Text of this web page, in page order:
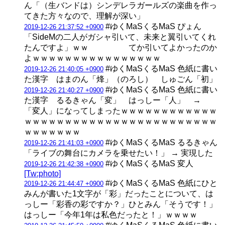
ん「（生バンドは）シンデレラガールズの楽曲を作っ
てきた方々なので、理解が深い」
2019-12-26 21:37:52 +0900 #ゆくMaSくるMaS ぴょん
「SideMの二人がガシャ引いて、未来と翼引いてくれ
たんですよ」ｗｗ てか引いてよかったのか
よｗｗｗｗｗｗｗｗｗｗｗｗｗｗｗｗ
2019-12-26 21:40:05 +0900 #ゆくMaSくるMaS 色紙に書い
た漢字 はまのん「烽」（のろし） しゅごん「初」
2019-12-26 21:40:27 +0900 #ゆくMaSくるMaS 色紙に書い
た漢字 るるきゃん「変」 はっしー「人」 →
「変人」になってしまったｗｗｗｗｗｗｗｗｗｗｗｗ
ｗｗｗｗｗｗｗｗｗｗｗｗｗｗｗｗｗｗｗｗｗｗｗｗ
ｗｗｗｗｗｗｗ
2019-12-26 21:41:03 +0900 #ゆくMaSくるMaS るるきゃん
「ライブの舞台にカメラを乗せたい！」 → 実現した
2019-12-26 21:42:38 +0900 #ゆくMaSくるMaS 変人
[Tw:photo]
2019-12-26 21:44:47 +0900 #ゆくMaSくるMaS 色紙にひと
みんが書いた1文字が「彩」だったことについて、は
っしー「彩香の彩ですか？」ひとみん「そうです！」
はっしー「今年1年は私色だったと！」ｗｗｗｗ